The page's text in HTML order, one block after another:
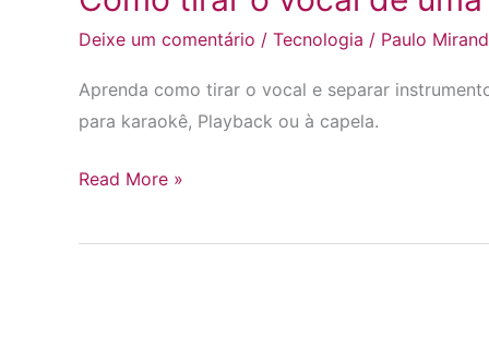
Deixe um comentário / Tecnologia / Paulo
Aprenda como tirar o vocal e separar
para karaokê, Playback ou à capela.
Read More »